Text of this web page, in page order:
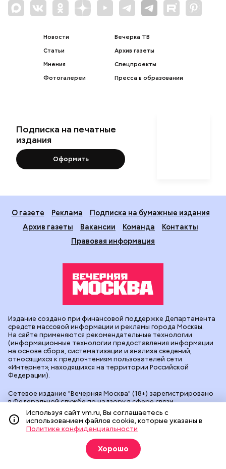
Новости
Статьи
Мнения
Фотогалереи
Вечерка ТВ
Архив газеты
Спецпроекты
Пресса в образовании
Подписка на печатные
издания
Оформить
О газете Реклама
Подписка на бумажные издания
Архив газеты
Вакансии Команда
Контакты
Правовая информация
Сетевое издание "Вечерняя Москва" (18+) зарегистрировано
в Федеральной службе по надзору в сфере связи,
информационных технологий и массовых коммуникаций
(Роскомнадзор). Свидетельство о регистрации ЭЛ № ФС 77 -
90524 от 09.12.2025. Учредитель: АО "Редакция газеты
"Вечерняя Москва". Главный редакторvm.ru
Геннадьевич Глуходедов. Адрес редакции: 127015, г.Москва,
Бумажный пр-д, д. 14, стр. 2. Телефон:
+7(499)557-04-24
. Почта для связи с редакцией сайта:
Издание создано при финансовой поддержке Департамента
средств массовой информации и рекламы города Москвы.
На сайте применяются рекомендательные технологии
(информационные технологии предоставления информации
на основе сбора, систематизации и анализа сведений,
относящихся к предпочтениям пользователей сети
«Интернет», находящихся на территории Российской
Федерации).
Используя сайт vm.ru, Вы соглашаетесь с
использованием файлов cookie, которые указаны в
Политике конфиденциальности
Хорошо